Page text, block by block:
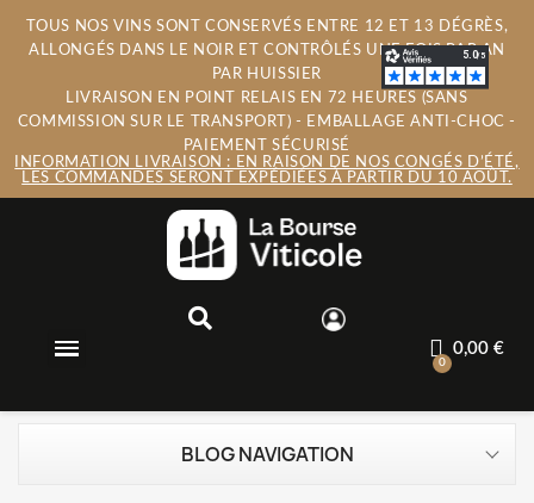
TOUS NOS VINS SONT CONSERVÉS ENTRE 12 ET 13 DÉGRÈS,
ALLONGÉS DANS LE NOIR ET CONTRÔLÉS UNE FOIS PAR AN
PAR HUISSIER
LIVRAISON EN POINT RELAIS EN 72 HEURES (SANS
COMMISSION SUR LE TRANSPORT) - EMBALLAGE ANTI-CHOC -
PAIEMENT SÉCURISÉ
INFORMATION LIVRAISON : EN RAISON DE NOS CONGÉS D’ÉTÉ,
LES COMMANDES SERONT EXPÉDIÉES À PARTIR DU 10 AOÛT.
0,00 €
BLOG NAVIGATION